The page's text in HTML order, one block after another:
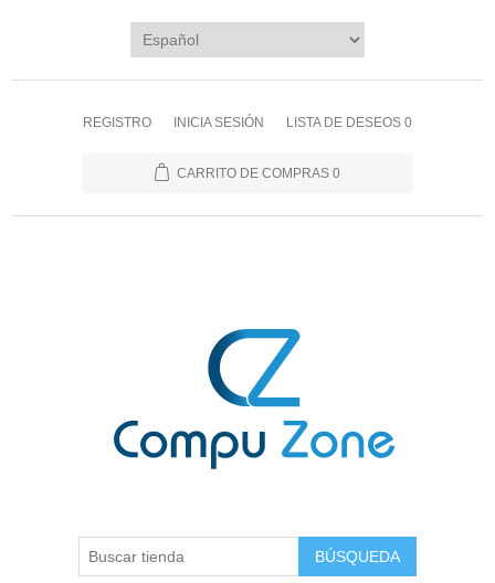
REGISTRO INICIA SESIÓN LISTA DE DESEOS 0
CARRITO DE COMPRAS 0
BÚSQUEDA